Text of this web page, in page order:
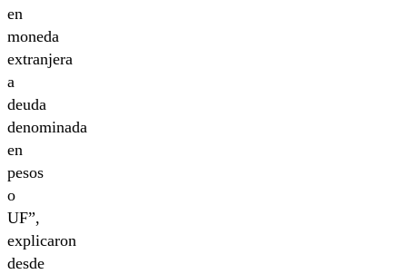
en
moneda
extranjera
a
deuda
denominada
en
pesos
o
UF”,
explicaron
desde